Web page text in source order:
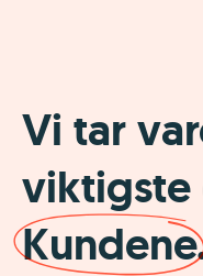
Vi tar
viktigste